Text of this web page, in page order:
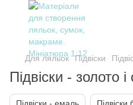
Для ляльок Підвіски
Підвіски - золото і